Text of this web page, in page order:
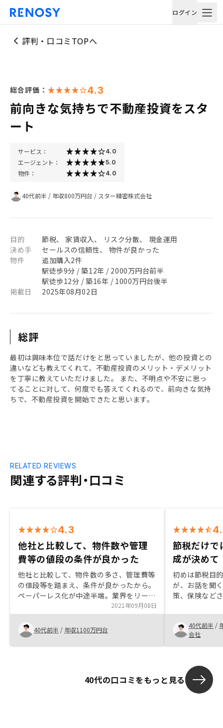
ログイン
評判・口コミTOPへ
総合評価： 4.3
前向きな気持ちで不動産投資をスタ
ート
サービス： 4.0
エージェント： 5.0
物件： 4.0
40代前半 / 年収800万円台 / スター精密株式会社
目的
節税、 家賃収入、 リスク分散、 現金運用
決め手
セールスの信頼性、 物件が良かった
物件
追加購入2件
駅徒歩9分 / 築12年 / 2000万円台前半
駅徒歩12分 / 築16年 / 1000万円台後半
掲載日
2025年08月02日
総評
最初は興味本位で話だけをと思っていましたが、他の投資との
違いなども教えてくれて、不動産投資のメリット・デメリット
を丁寧に教えていただけました。 また、不明点や不安に思っ
てることに対して、何度でも答えてくれるので、前向きな気持
ちで、不動産投資を開始できたと思います。
関連する評判・口コミ
RELATED REVIEWS
4.3
他社と比較して、物件数や管理
費等の値段の条件が良かった
他社と比較して、物件数の多さ、管理費等
の値段等を踏まえ、条件が良かったから。
ペーパーレス化が中途半端。業界をリード
2021年09月08日
40代前半 / 年収1100万円台
節税だけで
成が決めて
初めは節税目
が、お話を聞
策、保険など
担当の方がし
よりスムーズ
40代前半 /
会社
40代の口コミをもっと見る